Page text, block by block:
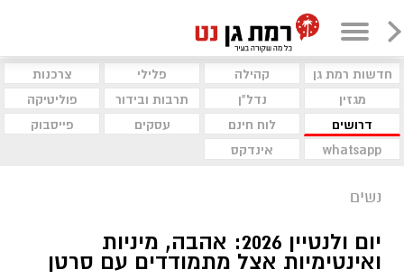
חדשות רמת גן קהילה פלילי
צרכנות
מגזין
נדל"ן תרבות ובידור
פוליטיקה
דרושים
לוח חינם עסקים
פייסבוק
whatsapp
אינדקס
נשים
יום ולנטיין 2026: אהבה, מיניות
ואינטימיות אצל מתמודדים עם סרטן